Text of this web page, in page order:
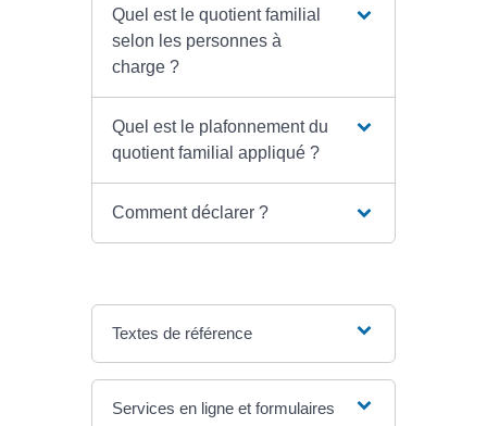
Quel est le quotient familial
selon les personnes à
charge ?
Quel est le plafonnement du
quotient familial appliqué ?
Comment déclarer ?
Textes de référence
Services en ligne et formulaires